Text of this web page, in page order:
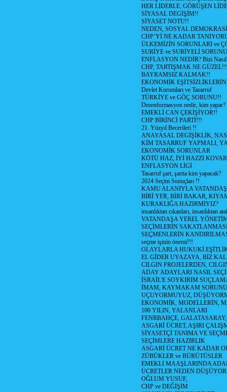
HER LİDERLE, GÖRÜŞEN
SİYASAL DEGİŞİM!!
SİYASET NOTU!!
NEDEN, SOSYAL
CHP’Yİ NE KADAR
ÜLKEMİZİN SORUNLARI ve
SURİYE ve SURİYELİ
ENFLASYON NEDİR? Bizi
CHP, TARTIŞMAK NE
BAYRAMSIZ KALMAK!!
EKONOMİK
Devlet Kurumları ve Tasarruf
TÜRKİYE ve GÖÇ SORUNU!!
Dezenformasyon nedir, kim yapar?
EMEKLİ CAN ÇEKİŞİYOR!!
CHP BİRİNCİ PARTİ!!!
21. Yüzyıl Becerileri !!
ANAYASAL DEGİŞİKLİK,
KİM TASARRUF YAPMALI,
EKONOMİK SORUNLAR
KÖTÜ HAZ, İYİ HAZZI
ENFLASYON LİGİ
Tasarruf şart, şartta kim yapacak?
2024 Seçim Sonuçları !!
KAMU ALANIYLA
BİRİ YER, BİRİ BAKAR,
KURAKLIĞA HAZIRMIYIZ?
insanlıktan cıkanları, insanlıktan
VATANDAŞA YEREL
SEÇİMLERİN
SEÇMENLERİN
seçme işinin önemi!!!
OLAYLARLA HUKUKİ
EL GİDER UYAZAYA, BİZ
CILGIN PROJELERDEN,
ADAY ADAYLARI NASIL
İSRAİL'E SOYKIRIM
İMAM, KAYMAKAM SORUNU
UÇUYORMUYUZ,
EKONOMİK, MODELLERİN,
100 YILIN, YALANLARI
FENRBAHÇE,
ASGARİ ÜCRET, AŞIRI
SİYASETÇİ TANIMA VE
SEÇİMLERE HAZIRLIK
ASGARİ ÜCRET NE KADAR
ZÜBÜKLER ve BÜRÜTÜSLER
EMEKLİ MAAŞLARINDA
ÜCRETLER NEDEN
OĞLUM YUSUF,
CHP ve DEĞİŞİM